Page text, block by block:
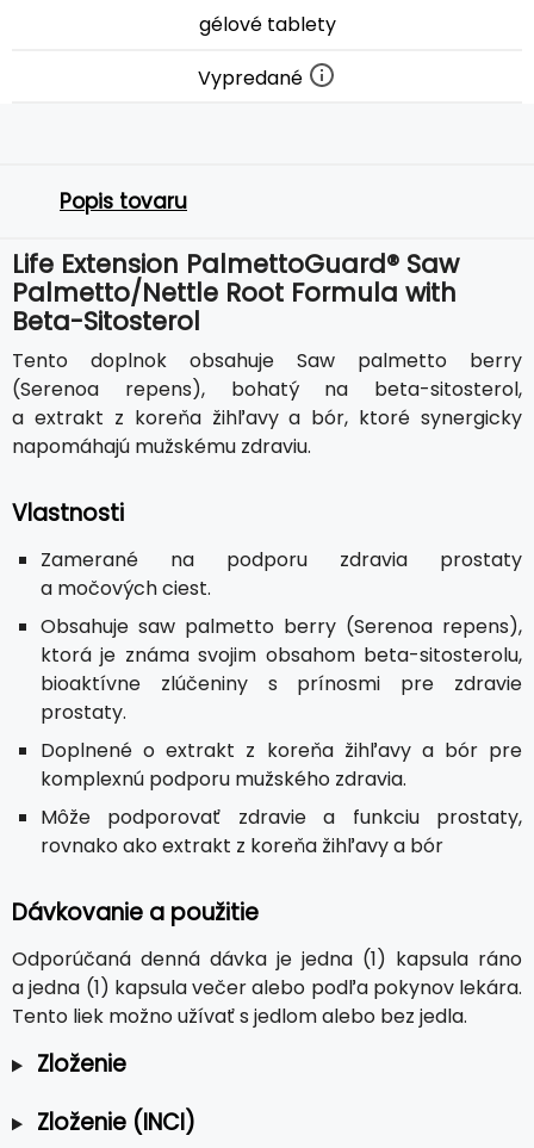
gélové tablety
Vypredané
Popis tovaru
Life Extension PalmettoGuard® Saw
Palmetto/Nettle Root Formula with
Beta-Sitosterol
Tento doplnok obsahuje Saw palmetto berry
(Serenoa repens), bohatý na beta-sitosterol,
a extrakt z koreňa žihľavy a bór, ktoré synergicky
napomáhajú mužskému zdraviu.
Vlastnosti
Zamerané na podporu zdravia prostaty
a močových ciest.
Obsahuje saw palmetto berry (Serenoa repens),
ktorá je známa svojim obsahom beta-sitosterolu,
bioaktívne zlúčeniny s prínosmi pre zdravie
prostaty.
Doplnené o extrakt z koreňa žihľavy a bór pre
komplexnú podporu mužského zdravia.
Môže podporovať zdravie a funkciu prostaty,
rovnako ako extrakt z koreňa žihľavy a bór
Dávkovanie a použitie
Odporúčaná denná dávka je jedna (1) kapsula ráno
a jedna (1) kapsula večer alebo podľa pokynov lekára.
Tento liek možno užívať s jedlom alebo bez jedla.
Zloženie
Zloženie (INCI)